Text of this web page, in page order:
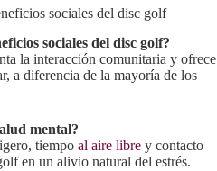
sociales del disc golf
sociales del disc golf?
la interacción comunitaria y ofrece
a diferencia de la mayoría de los
mental?
tiempo al aire libre y contacto
en un alivio natural del estrés.